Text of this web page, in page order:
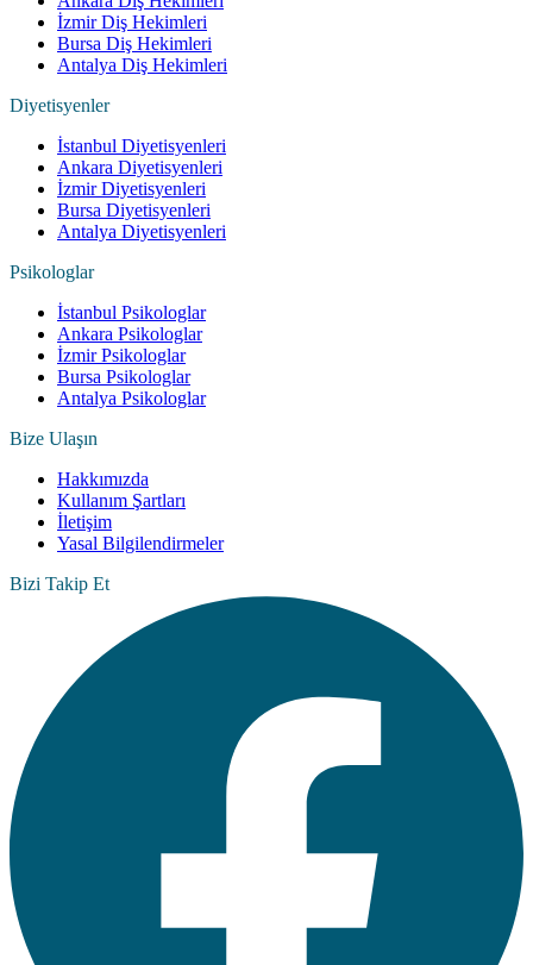
İzmir Diş Hekimleri
Bursa Diş Hekimleri
Antalya Diş Hekimleri
Diyetisyenler
İstanbul Diyetisyenleri
Ankara Diyetisyenleri
İzmir Diyetisyenleri
Bursa Diyetisyenleri
Antalya Diyetisyenleri
Psikologlar
İstanbul Psikologlar
Ankara Psikologlar
İzmir Psikologlar
Bursa Psikologlar
Antalya Psikologlar
Bize Ulaşın
Hakkımızda
Kullanım Şartları
İletişim
Yasal Bilgilendirmeler
Bizi Takip Et